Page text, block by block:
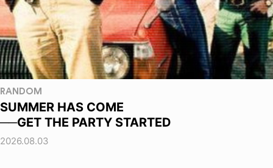
RANDOM
SUMMER HAS COME
──GET THE PARTY STARTED
2026.08.03